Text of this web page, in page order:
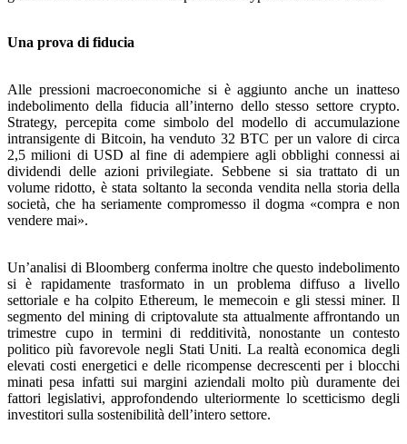
Una prova di fiducia
Alle pressioni macroeconomiche si è aggiunto anche un inatteso
indebolimento della fiducia all’interno dello stesso settore crypto.
Strategy, percepita come simbolo del modello di accumulazione
intransigente di Bitcoin, ha venduto 32 BTC per un valore di circa
2,5 milioni di USD al fine di adempiere agli obblighi connessi ai
dividendi delle azioni privilegiate. Sebbene si sia trattato di un
volume ridotto, è stata soltanto la seconda vendita nella storia della
società, che ha seriamente compromesso il dogma «compra e non
vendere mai».
Un’analisi di Bloomberg conferma inoltre che questo indebolimento
si è rapidamente trasformato in un problema diffuso a livello
settoriale e ha colpito Ethereum, le memecoin e gli stessi miner. Il
segmento del mining di criptovalute sta attualmente affrontando un
trimestre cupo in termini di redditività, nonostante un contesto
politico più favorevole negli Stati Uniti. La realtà economica degli
elevati costi energetici e delle ricompense decrescenti per i blocchi
minati pesa infatti sui margini aziendali molto più duramente dei
fattori legislativi, approfondendo ulteriormente lo scetticismo degli
investitori sulla sostenibilità dell’intero settore.